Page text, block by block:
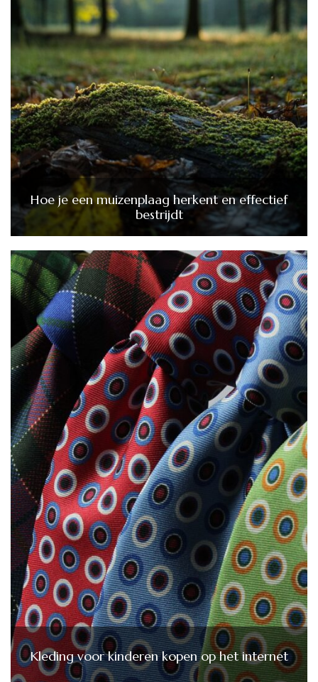
Hoe je een muizenplaag herkent en effectief
bestrijdt
Kleding voor kinderen kopen op het internet